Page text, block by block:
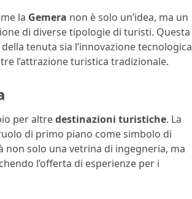
la Gemera non è solo un’idea, ma un
di diverse tipologie di turisti. Questa
tenuta sia l’innovazione tecnologica
l’attrazione turistica tradizionale.
per altredestinazioni turistiche. La
di primo piano come simbolo di
non solo una vetrina di ingegneria, ma
l’offerta di esperienze per i